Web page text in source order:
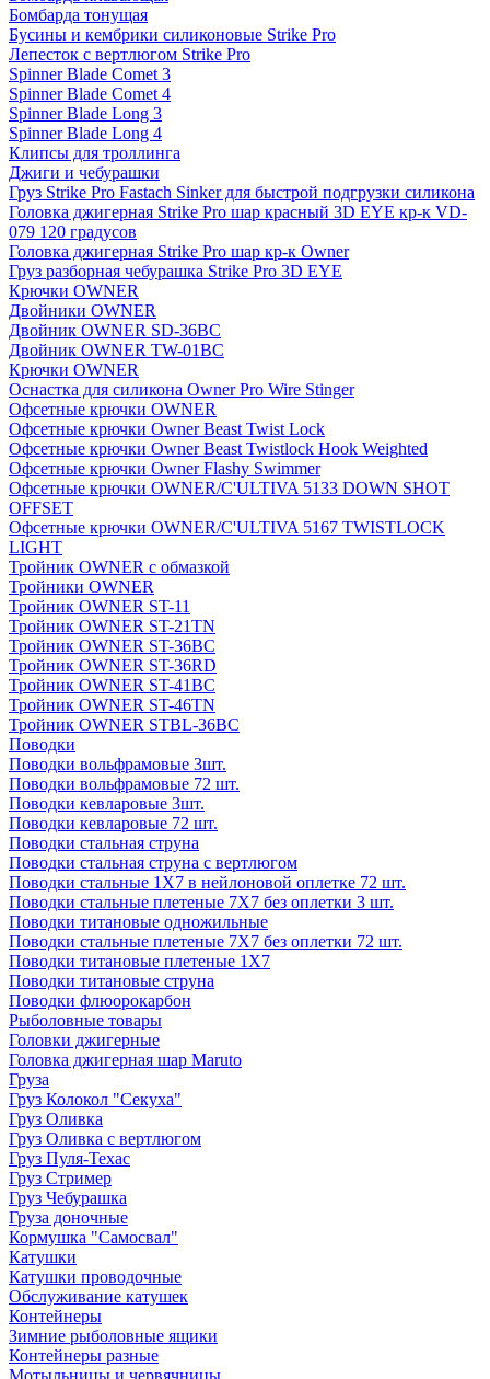
Бомбарда тонущая
Бусины и кембрики силиконовые Strike Pro
Лепесток с вертлюгом Strike Pro
Spinner Blade Comet 3
Spinner Blade Comet 4
Spinner Blade Long 3
Spinner Blade Long 4
Клипсы для троллинга
Джиги и чебурашки
Груз Strike Pro Fastach Sinker для быстрой подгрузки силикона
Головка джигерная Strike Pro шар красный 3D EYE кр-к VD-
079 120 градусов
Головка джигерная Strike Pro шар кр-к Owner
Груз разборная чебурашка Strike Pro 3D EYE
Крючки OWNER
Двойники OWNER
Двойник OWNER SD-36BC
Двойник OWNER TW-01BC
Крючки OWNER
Оснастка для силикона Owner Pro Wire Stinger
Офсетные крючки OWNER
Офсетные крючки Owner Beast Twist Lock
Офсетные крючки Owner Beast Twistlock Hook Weighted
Офсетные крючки Owner Flashy Swimmer
Офсетные крючки OWNER/C'ULTIVA 5133 DOWN SHOT
OFFSET
Офсетные крючки OWNER/C'ULTIVA 5167 TWISTLOCK
LIGHT
Тройник OWNER с обмазкой
Тройники OWNER
Тройник OWNER ST-11
Тройник OWNER ST-21TN
Тройник OWNER ST-36BC
Тройник OWNER ST-36RD
Тройник OWNER ST-41BC
Тройник OWNER ST-46TN
Тройник OWNER STBL-36BC
Поводки
Поводки вольфрамовые 3шт.
Поводки вольфрамовые 72 шт.
Поводки кевларовые 3шт.
Поводки кевларовые 72 шт.
Поводки стальная струна
Поводки стальная струна с вертлюгом
Поводки стальные 1X7 в нейлоновой оплетке 72 шт.
Поводки стальные плетеные 7X7 без оплетки 3 шт.
Поводки титановые одножильные
Поводки стальные плетеные 7X7 без оплетки 72 шт.
Поводки титановые плетеные 1X7
Поводки титановые струна
Поводки флюорокарбон
Рыболовные товары
Головки джигерные
Головка джигерная шар Maruto
Груза
Груз Колокол "Секуха"
Груз Оливка
Груз Оливка с вертлюгом
Груз Пуля-Техас
Груз Стример
Груз Чебурашка
Груза доночные
Кормушка "Самосвал"
Катушки
Катушки проводочные
Обслуживание катушек
Контейнеры
Зимние рыболовные ящики
Контейнеры разные
Мотыльницы и червячницы